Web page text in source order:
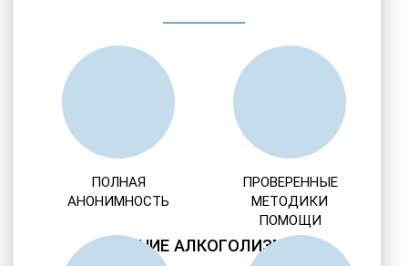
ЛЕЧЕНИЕ АЛКОГОЛИЗМА
ПОЛНАЯ
АНОНИМНОСТЬ
ПРОВЕРЕННЫЕ
МЕТОДИКИ
ПОМОЩИ